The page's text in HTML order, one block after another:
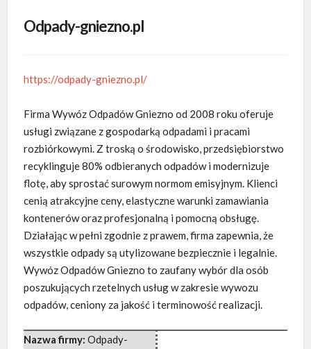
Odpady-gniezno.pl
https://odpady-gniezno.pl/
Firma Wywóz Odpadów Gniezno od 2008 roku oferuje
usługi związane z gospodarką odpadami i pracami
rozbiórkowymi. Z troską o środowisko,przedsiębiorstwo
recyklinguje 80% odbieranych odpadów i modernizuje
flotę, aby sprostać surowym normom emisyjnym. Klienci
cenią atrakcyjne ceny, elastyczne warunki zamawiania
kontenerów oraz profesjonalną i pomocną obsługę.
Działając w pełni zgodnie z prawem, firma zapewnia, że
wszystkie odpady są utylizowane bezpiecznie i legalnie.
Wywóz Odpadów Gniezno to zaufany wybór dla osób
poszukujących rzetelnych usług w zakresie wywozu
odpadów, ceniony za jakość i terminowość realizacji.
Nazwa firmy: Odpady-